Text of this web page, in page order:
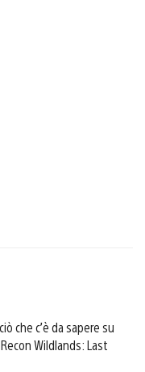
che c’è da sapere su
Wildlands: Last